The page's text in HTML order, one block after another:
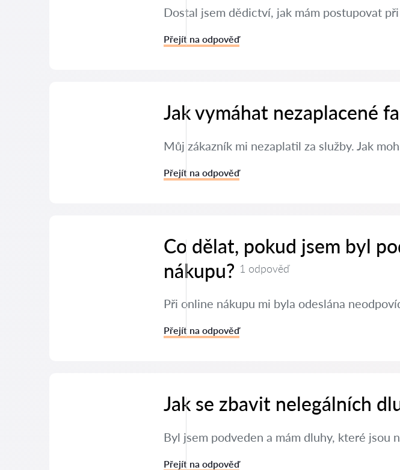
Dostal jsem dědictví, jak mám postupovat
Přejít na odpověď
Jak vymáhat nezaplacené
Můj zákazník mi nezaplatil za služby. Jak
Přejít na odpověď
Co dělat, pokud jsem byl
nákupu? 1 odpověď
Při online nákupu mi byla odeslána
Přejít na odpověď
Jak se zbavit nelegálních
Byl jsem podveden a mám dluhy, které jsou
Přejít na odpověď